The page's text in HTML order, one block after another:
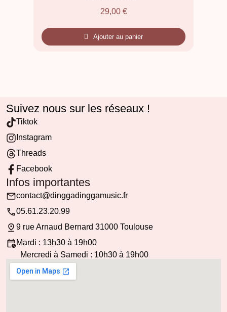
29,00 €
Ajouter au panier
Suivez nous sur les réseaux !
Tiktok
Instagram
Threads
Facebook
Infos importantes
contact@dinggadinggamusic.fr
05.61.23.20.99
9 rue Arnaud Bernard 31000 Toulouse
Mardi : 13h30 à 19h00
Mercredi à Samedi : 10h30 à 19h00